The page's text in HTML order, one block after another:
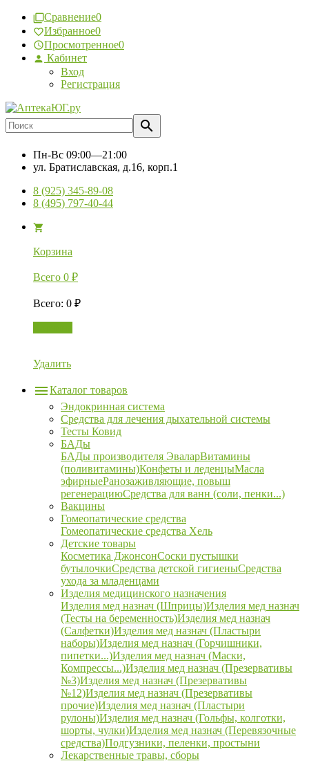
Сравнение0
Избранное0
Просмотренное0
Кабинет
Вход
Регистрация
Пн-Вс 09:00—21:00
ул. Братиславская, д.16, корп.1
8 (925) 345-89-08
8 (495) 797-40-44
Корзина
Всего 0 ₽
Всего: 0 ₽
Удалить
Каталог товаров
Эндокринная система
Средства для лечения дыхательной системы
Тесты Ковид
БАДы
БАДы производителя ЭваларВитамины
(поливитамины)Конфеты и леденцыМасла
эфирныеРанозаживляющие, повыш
регенерациюСредства для ванн (соли, пенки...)
Вакцины
Гомеопатические средства
Гомеопатические средства Хель
Детские товары
Косметика ДжонсонСоски пустышки
бутылочкиСредства детской гигиеныСредства
ухода за младенцами
Изделия медицинского назначения
Изделия мед назнач (Шприцы)Изделия мед назнач
(Тесты на беременность)Изделия мед назнач
(Салфетки)Изделия мед назнач (Пластыри
наборы)Изделия мед назнач (Горчишники,
пипетки...)Изделия мед назнач (Маски,
Компрессы...)Изделия мед назнач (Презервативы
№3)Изделия мед назнач (Презервативы
№12)Изделия мед назнач (Презервативы
прочие)Изделия мед назнач (Пластыри
рулоны)Изделия мед назнач (Гольфы, колготки,
шорты, чулки)Изделия мед назнач (Перевязочные
средства)Подгузники, пеленки, простыни
Лекарственные травы, сборы